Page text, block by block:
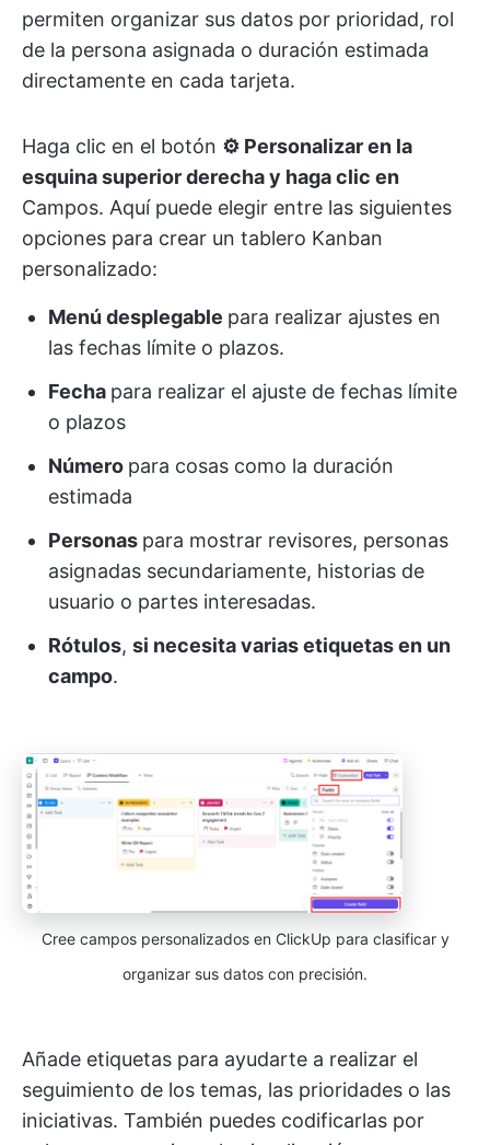
permiten organizar sus datos por prioridad, rol
de la persona asignada o duración estimada
directamente en cada tarjeta.
Haga clic en el botón ⚙️ Personalizaren la
esquina superior derecha y haga clic en
Campos. Aquí puede elegir entre las siguientes
opciones para crear un tablero Kanban
personalizado:
Menú desplegable para realizar ajustes en
las fechas límite o plazos.
Fecha para realizar el ajuste de fechas límite
o plazos
Número para cosas como la duración
estimada
Personas para mostrar revisores, personas
asignadas secundariamente, historias de
usuario o partes interesadas.
Rótulos, si necesita varias etiquetas en un
campo.
Cree campos personalizados en ClickUp para clasificar y
organizar sus datos con precisión.
Añade etiquetas para ayudarte a realizar el
seguimiento de los temas, las prioridades o las
iniciativas. También puedes codificarlas por